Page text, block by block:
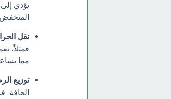
يؤدي
المنخفض.
نقل
فمثلاً،
مما
توزيع
الجافة.